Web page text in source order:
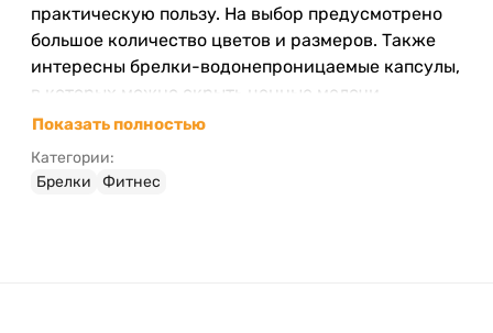
практическую пользу. На выбор предусмотрено
большое количество цветов и размеров. Также
интересны брелки-водонепроницаемые капсулы,
в которых можно скрыть ценные мелочи,
боящиеся влаги, ведь капсулы герметично
брелоки-фонарики разной конфигурации: очень
Показать полностью
Категории:
Брелки
Фитнес